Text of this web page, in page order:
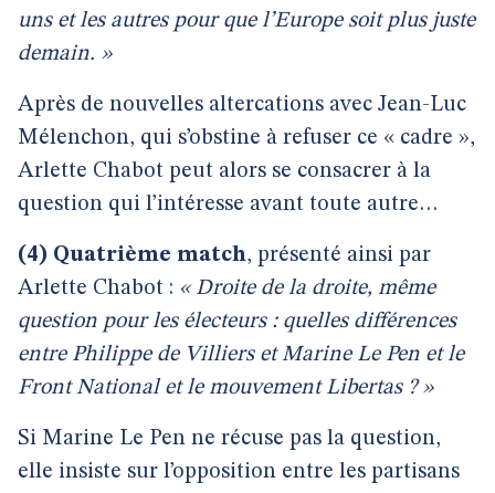
uns et les autres pour que l’Europe soit plus juste
demain. »
Après de nouvelles altercations avec Jean-Luc
Mélenchon, qui s’obstine à refuser ce « cadre »,
Arlette Chabot peut alors se consacrer à la
question qui l’intéresse avant toute autre…
(4) Quatrième match, présenté ainsi par
Arlette Chabot : « Droite de la droite, même
question pour les électeurs : quelles différences
entre Philippe de Villiers et Marine Le Pen et le
Front National et le mouvement Libertas ? »
Si Marine Le Pen ne récuse pas la question,
elle insiste sur l’opposition entre les partisans